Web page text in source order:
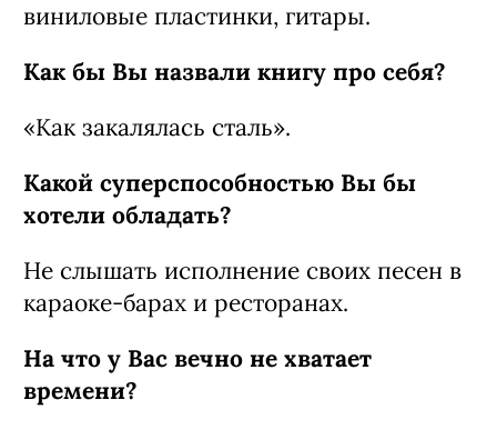
виниловые пластинки, гитары.
Как бы Вы назвали книгу про себя?
«Как закалялась сталь».
Какой суперспособностью Вы бы
хотели обладать?
Не слышать исполнение своих песен в
караоке-барах и ресторанах.
На что у Вас вечно не хватает
времени?